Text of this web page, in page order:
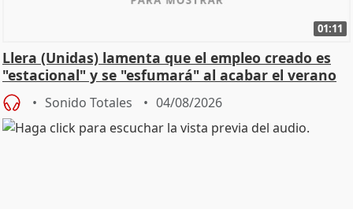
01:11
Llera (Unidas) lamenta que el empleo creado es
"estacional" y se "esfumará" al acabar el verano
Sonido Totales 04/08/2026